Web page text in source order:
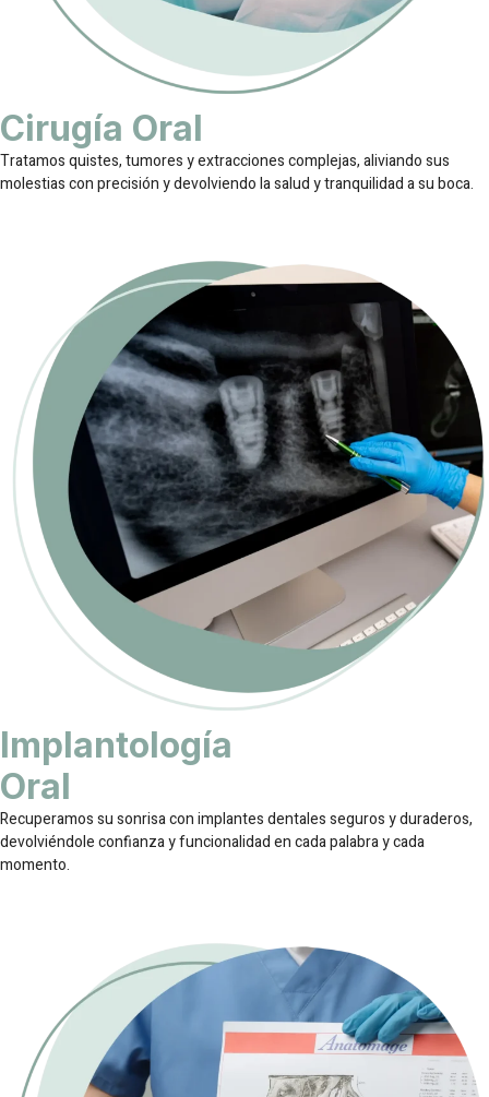
Cirugía Oral
Tratamos quistes, tumores y extracciones complejas, aliviando sus
molestias con precisión y devolviendo la salud y tranquilidad a su boca.
Implantología
Oral
Recuperamos su sonrisa con implantes dentales seguros y duraderos,
devolviéndole confianza y funcionalidad en cada palabra y cada
momento.